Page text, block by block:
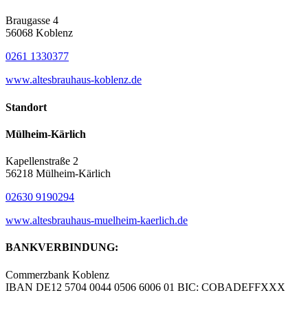
Braugasse 4
56068 Koblenz
0261 1330377
www.altesbrauhaus-koblenz.de
Standort
Mülheim-Kärlich
Kapellenstraße 2
56218 Mülheim-Kärlich
02630 9190294
www.altesbrauhaus-muelheim-kaerlich.de
BANKVERBINDUNG:
Commerzbank Koblenz
IBAN DE12 5704 0044 0506 6006 01 BIC: COBADEFFXXX